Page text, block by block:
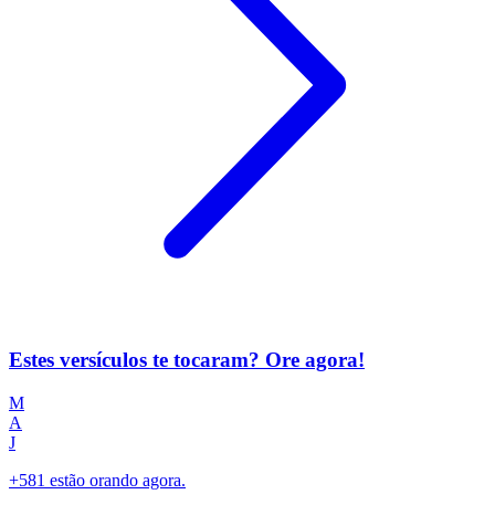
Estes versículos te tocaram? Ore agora!
M
A
J
+581 estão orando agora.